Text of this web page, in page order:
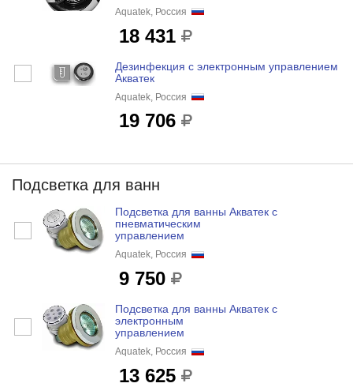
Aquatek, Россия
18 431
Дезинфекция с электронным управлением
Акватек
Aquatek, Россия
19 706
Подсветка для ванн
Подсветка для ванны Акватек с
пневматическим
управлением
Aquatek, Россия
9 750
Подсветка для ванны Акватек с
электронным
управлением
Aquatek, Россия
13 625